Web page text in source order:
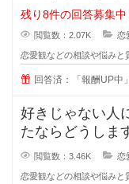
を見ていたりす
残り8件の回答募集中
閲覧数：2.07K 恋
恋愛観などの相談や悩みと
回答済：「報酬UP中
好きじゃない人
たならどうしますか？ 好意を持っ
からの告白、結
閲覧数：3.46K 恋
恋愛観などの相談や悩みと